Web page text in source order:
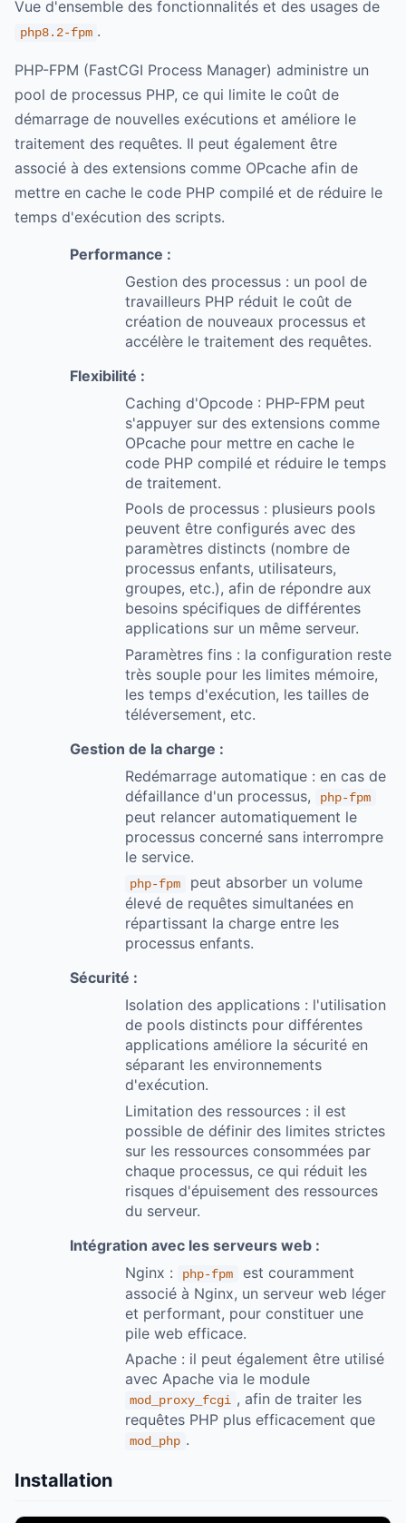
Vue d'ensemble des fonctionnalités et des usages de
php8.2-fpm .
PHP-FPM (FastCGI Process Manager) administre un
pool de processus PHP, ce qui limite le coût de
démarrage de nouvelles exécutions et améliore le
traitement des requêtes. Il peut également être
associé à des extensions comme OPcache afin de
mettre en cache le code PHP compilé et de réduire le
temps d'exécution des scripts.
Performance :
Gestion des processus : un pool de
travailleurs PHP réduit le coût de
création de nouveaux processus et
accélère le traitement des requêtes.
Flexibilité :
Caching d'Opcode : PHP-FPM peut
s'appuyer sur des extensions comme
OPcache pour mettre en cache le
code PHP compilé et réduire le temps
de traitement.
Pools de processus : plusieurs pools
peuvent être configurés avec des
paramètres distincts (nombre de
processus enfants, utilisateurs,
groupes, etc.), afin de répondre aux
besoins spécifiques de différentes
applications sur un même serveur.
Paramètres fins : la configuration reste
très souple pour les limites mémoire,
les temps d'exécution, les tailles de
téléversement, etc.
Gestion de la charge :
Redémarrage automatique : en cas de
défaillance d'un processus,
php-fpm
peut relancer automatiquement le
processus concerné sans interrompre
le service.
php-fpm
peut absorber un volume
élevé de requêtes simultanées en
répartissant la charge entre les
processus enfants.
Sécurité :
Isolation des applications : l'utilisation
de pools distincts pour différentes
applications améliore la sécurité en
séparant les environnements
d'exécution.
Limitation des ressources : il est
possible de définir des limites strictes
sur les ressources consommées par
chaque processus, ce qui réduit les
risques d'épuisement des ressources
du serveur.
Intégration avec les serveurs web :
Nginx :
php-fpm
est couramment
associé à Nginx, un serveur web léger
et performant, pour constituer une
pile web efficace.
Apache : il peut également être utilisé
avec Apache via le module
mod_proxy_fcgi , afin de traiter les
requêtes PHP plus efficacement que
mod_php .
Installation